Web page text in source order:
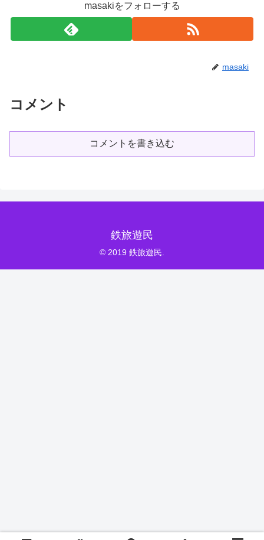
masakiをフォローする
masaki
コメント
コメントを書き込む
鉄旅遊民
© 2019 鉄旅遊民.